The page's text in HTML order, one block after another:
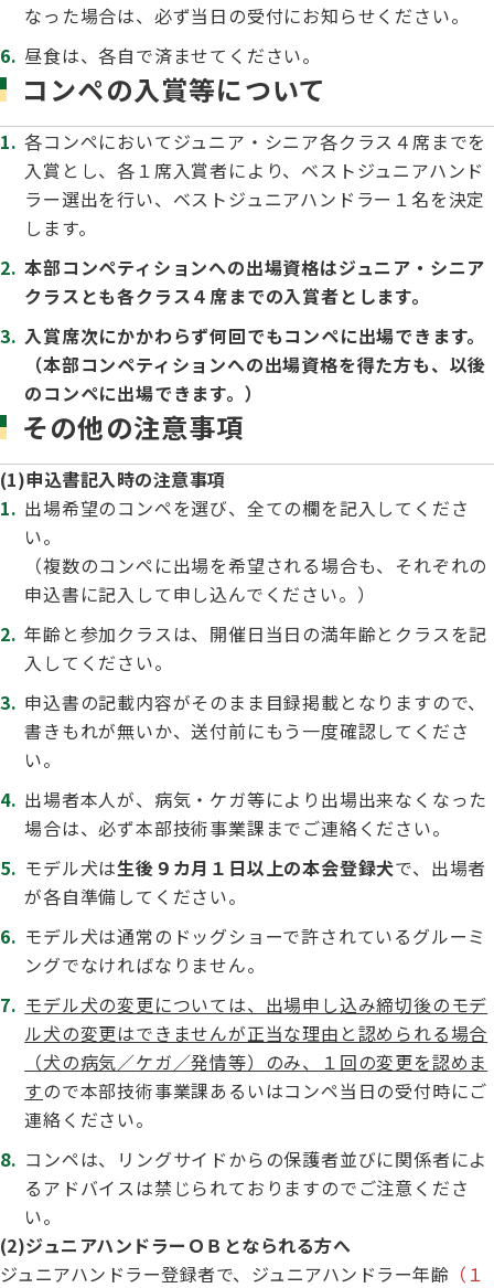
なった場合は、必ず当日の受付にお知らせください。
昼食は、各自で済ませてください。
コンペの入賞等について
各コンペにおいてジュニア・シニア各クラス４席までを
入賞とし、各１席入賞者により、ベストジュニアハンド
ラー選出を行い、ベストジュニアハンドラー１名を決定
します。
本部コンペティションへの出場資格はジュニア・シニア
クラスとも各クラス４席までの入賞者とします。
入賞席次にかかわらず何回でもコンペに出場できます。
（本部コンペティションへの出場資格を得た方も、以後
のコンペに出場できます。）
その他の注意事項
(1)申込書記入時の注意事項
出場希望のコンペを選び、全ての欄を記入してくださ
い。
（複数のコンペに出場を希望される場合も、それぞれの
申込書に記入して申し込んでください。）
年齢と参加クラスは、開催日当日の満年齢とクラスを記
入してください。
申込書の記載内容がそのまま目録掲載となりますので、
書きもれが無いか、送付前にもう一度確認してくださ
い。
出場者本人が、病気・ケガ等により出場出来なくなった
場合は、必ず本部技術事業課までご連絡ください。
モデル犬は生後９カ月１日以上の本会登録犬で、出場者
が各自準備してください。
モデル犬は通常のドッグショーで許されているグルーミ
ングでなければなりません。
モデル犬の変更については、出場申し込み締切後のモデ
ル犬の変更はできませんが正当な理由と認められる場合
（犬の病気／ケガ／発情等）のみ、１回の変更を認めま
すので本部技術事業課あるいはコンペ当日の受付時にご
連絡ください。
コンペは、リングサイドからの保護者並びに関係者によ
るアドバイスは禁じられておりますのでご注意くださ
い。
(2)ジュニアハンドラーＯＢとなられる方へ
ジュニアハンドラー登録者で、ジュニアハンドラー年齢 （１